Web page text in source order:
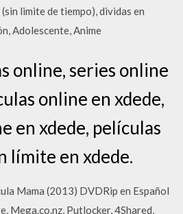
limite de tiempo), dividas en
Adolescente, Anime
online, series online
online en xdede,
en xdede, películas
límite en xdede.
Mama (2013) DVDRip en Español
Mega.co.nz, Putlocker, 4Shared,